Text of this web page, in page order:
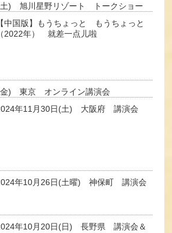
土) 旭川星野リゾート トークショー
【中国版】もうちょっと もうちょっと
（2022年） 就差一点儿啦
金) 東京 オンライン講演会
年11月30日(土) 大阪府 講演会
年10月26日(土曜) 神保町 講演会
年10月20日(日) 長野県 講演会＆